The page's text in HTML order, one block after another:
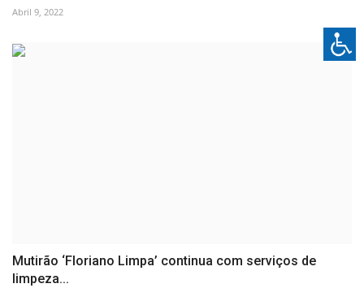
Abril 9, 2022
Mutirão ‘Floriano Limpa’ continua com serviços de
limpeza...